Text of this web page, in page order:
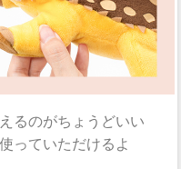
るのがちょうどいい
っていただけるよ